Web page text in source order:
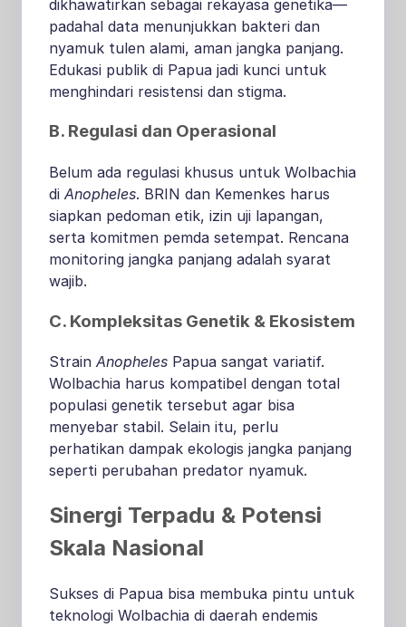
dikhawatirkan sebagai rekayasa genetika—
padahal data menunjukkan bakteri dan
nyamuk tulen alami, aman jangka panjang.
Edukasi publik di Papua jadi kunci untuk
menghindari resistensi dan stigma.
B. Regulasi dan Operasional
Belum ada regulasi khusus untuk Wolbachia
di Anopheles. BRIN dan Kemenkes harus
siapkan pedoman etik, izin uji lapangan,
serta komitmen pemda setempat. Rencana
monitoring jangka panjang adalah syarat
wajib.
C. Kompleksitas Genetik & Ekosistem
Strain Anopheles Papua sangat variatif.
Wolbachia harus kompatibel dengan total
populasi genetik tersebut agar bisa
menyebar stabil. Selain itu, perlu
perhatikan dampak ekologis jangka panjang
seperti perubahan predator nyamuk.
Sinergi Terpadu & Potensi
Skala Nasional
Sukses di Papua bisa membuka pintu untuk
teknologi Wolbachia di daerah endemis